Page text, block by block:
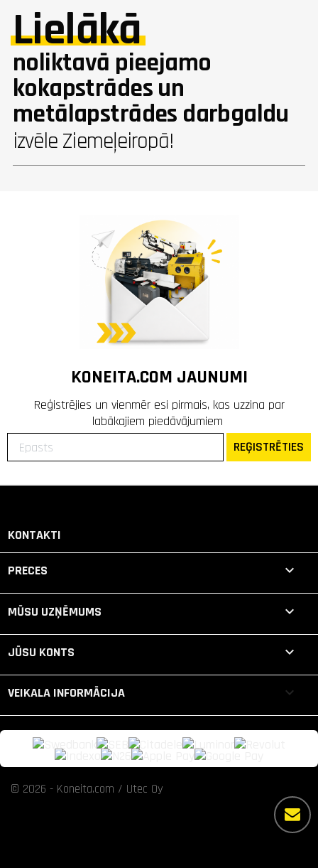
Lielākā
noliktavā pieejamo
kokapstrādes un
metālapstrādes darbgaldu
izvēle Ziemeļeiropā!
KONEITA.COM JAUNUMI
Reģistrējies un vienmēr esi pirmais, kas uzzina par
labākajiem piedāvājumiem
REĢISTRĒTIES
KONTAKTI
PRECES 
MŪSU UZŅĒMUMS 
JŪSU KONTS 
VEIKALA INFORMĀCIJA keyboard_arrow_down
© 2026 - Koneita.com / Utec Oy